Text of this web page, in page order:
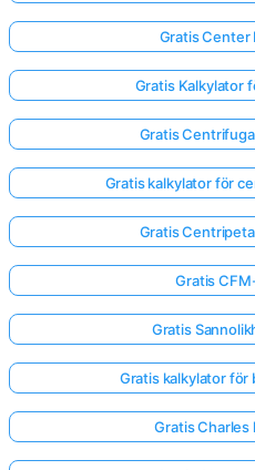
Gratis Center
Gratis Kalkylator
Gratis
Gratis kalkylator för
Gratis
Gratis
Gratis
Gratis kalkylator för
Gratis Charles